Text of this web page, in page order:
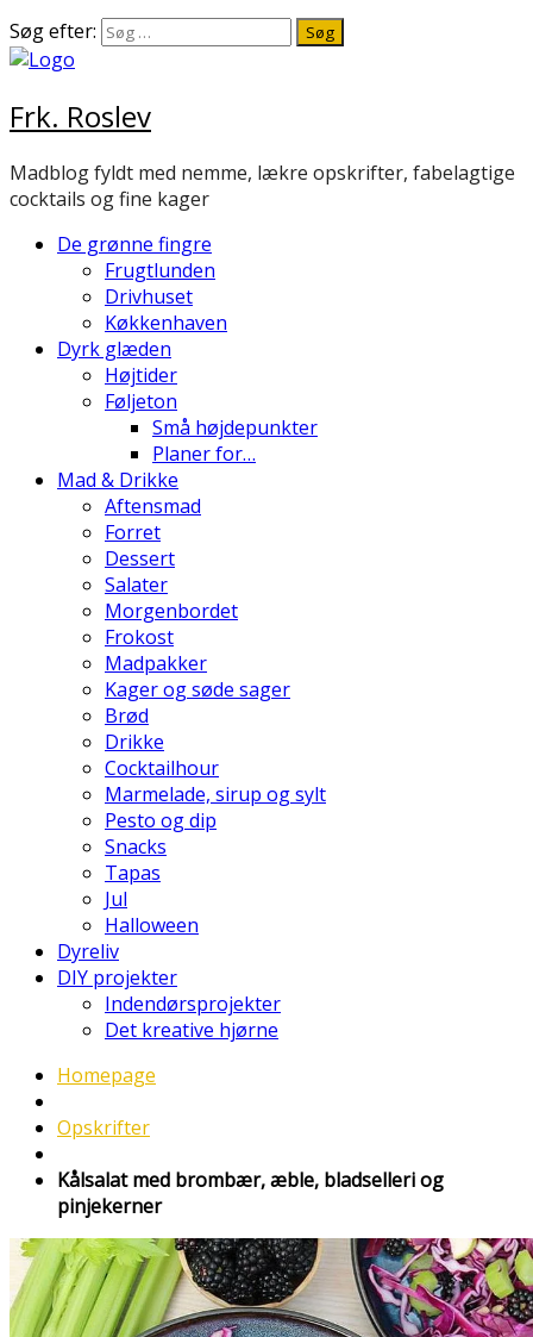
Søg efter:
Frk. Roslev
Madblog fyldt med nemme, lækre opskrifter, fabelagtige
cocktails og fine kager
De grønne fingre
Frugtlunden
Drivhuset
Køkkenhaven
Dyrk glæden
Højtider
Føljeton
Små højdepunkter
Planer for…
Mad & Drikke
Aftensmad
Forret
Dessert
Salater
Morgenbordet
Frokost
Madpakker
Kager og søde sager
Brød
Drikke
Cocktailhour
Marmelade, sirup og sylt
Pesto og dip
Snacks
Tapas
Jul
Halloween
Dyreliv
DIY projekter
Indendørsprojekter
Det kreative hjørne
Homepage
Opskrifter
Kålsalat med brombær, æble, bladselleri og
pinjekerner